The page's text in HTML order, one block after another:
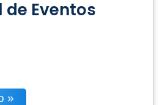
de Eventos
»